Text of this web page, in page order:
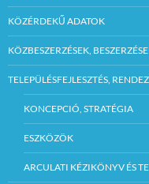
KÖZÉRDEKŰ ADATOK
KÖZBESZERZÉSEK,
TELEPÜLÉSFEJLESZTÉS,
KONCEPCIÓ, STRATÉGIA
ESZKÖZÖK
ARCULATI KÉZIKÖNYV ÉS